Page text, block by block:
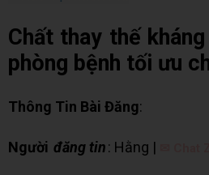
Chất thay thế
phòng bệnh tối ưu
Thông Tin Bài Đăng:
Người đăng tin: Hằng |